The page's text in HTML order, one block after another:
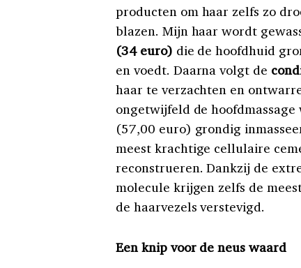
producten om haar zelfs zo
blazen. Mijn haar wordt
(34 euro) die de hoofdhuid
en voedt. Daarna volgt de
haar te verzachten en
ongetwijfeld de
(57,00 euro) grondig
meest krachtige cellulaire
reconstrueren. Dankzij de
molecule krijgen zelfs de
de haarvezels verstevigd.
Een knip voor de neus waard